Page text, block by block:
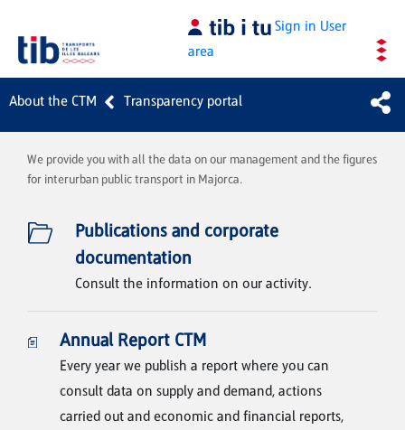
Sign in User
area
About the CTM Transparency portal
We provide you with all the data on our management and the figures
for interurban public transport in Majorca.
Publications and corporate
documentation
Consult the information on our activity.
Annual Report CTM
Every year we publish a report where you can
consult data on supply and demand, actions
carried out and economic and financial reports,